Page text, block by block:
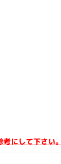
にして下さい。